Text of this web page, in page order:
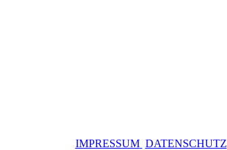
IMPRESSUM DATENSCHUTZ